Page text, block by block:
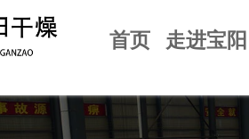
首页 走进宝阳